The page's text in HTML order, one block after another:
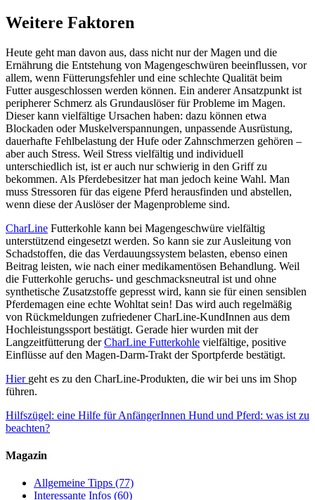
Weitere Faktoren
Heute geht man davon aus, dass nicht nur der Magen und die
Ernährung die Entstehung von Magengeschwüren beeinflussen, vor
allem, wenn Fütterungsfehler und eine schlechte Qualität beim
Futter ausgeschlossen werden können. Ein anderer Ansatzpunkt ist
peripherer Schmerz als Grundauslöser für Probleme im Magen.
Dieser kann vielfältige Ursachen haben: dazu können etwa
Blockaden oder Muskelverspannungen, unpassende Ausrüstung,
dauerhafte Fehlbelastung der Hufe oder Zahnschmerzen gehören –
aber auch Stress. Weil Stress vielfältig und individuell
unterschiedlich ist, ist er auch nur schwierig in den Griff zu
bekommen. Als Pferdebesitzer hat man jedoch keine Wahl. Man
muss Stressoren für das eigene Pferd herausfinden und abstellen,
wenn diese der Auslöser der Magenprobleme sind.
CharLine Futterkohle kann bei Magengeschwüre vielfältig
unterstützend eingesetzt werden. So kann sie zur Ausleitung von
Schadstoffen, die das Verdauungssystem belasten, ebenso einen
Beitrag leisten, wie nach einer medikamentösen Behandlung. Weil
die Futterkohle geruchs- und geschmacksneutral ist und ohne
synthetische Zusatzstoffe gepresst wird, kann sie für einen sensiblen
Pferdemagen eine echte Wohltat sein! Das wird auch regelmäßig
von Rückmeldungen zufriedener CharLine-KundInnen aus dem
Hochleistungssport bestätigt. Gerade hier wurden mit der
Langzeitfütterung derCharLine Futterkohle vielfältige, positive
Einflüsse auf den Magen-Darm-Trakt der Sportpferde bestätigt.
Hier geht es zu den CharLine-Produkten, die wir bei uns im Shop
führen.
Hilfszügel: eine Hilfe für AnfängerInnen Hund und Pferd: was ist zu
beachten?
Magazin
Allgemeine Tipps (77)
Interessante Infos (60)